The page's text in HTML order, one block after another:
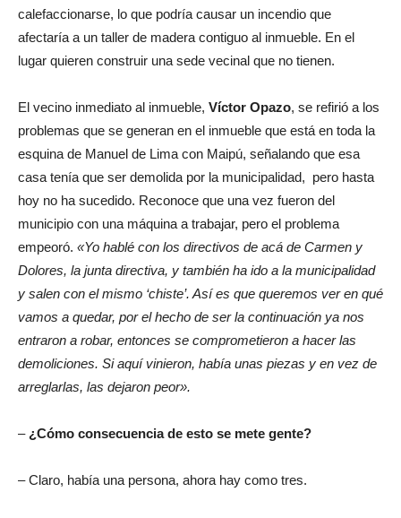
calefaccionarse, lo que podría causar un incendio que
afectaría a un taller de madera contiguo al inmueble. En el
lugar quieren construir una sede vecinal que no tienen.
El vecino inmediato al inmueble, Víctor Opazo, se refirió a los
problemas que se generan en el inmueble que está en toda la
esquina de Manuel de Lima con Maipú, señalando que esa
casa tenía que ser demolida por la municipalidad, pero hasta
hoy no ha sucedido. Reconoce que una vez fueron del
municipio con una máquina a trabajar, pero el problema
empeoró. «Yo hablé con los directivos de acá de Carmen y
Dolores, la junta directiva, y también ha ido a la municipalidad
y salen con el mismo ‘chiste’. Así es que queremos ver en qué
vamos a quedar, por el hecho de ser la continuación ya nos
entraron a robar, entonces se comprometieron a hacer las
demoliciones. Si aquí vinieron, había unas piezas y en vez de
arreglarlas, las dejaron peor».
–¿Cómo consecuencia de esto se mete gente?
– Claro, había una persona, ahora hay como tres.